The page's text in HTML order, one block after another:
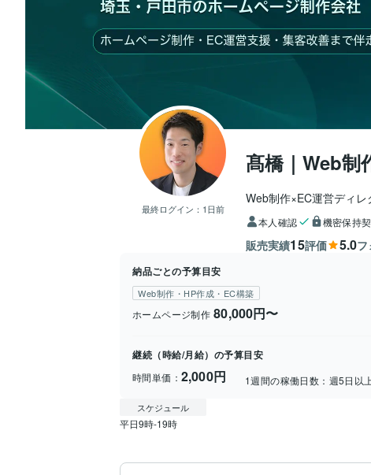
最終ログイン： 1日前
髙橋｜Web制
Web制作×EC運営ディレ
本人確認 機密保持
販売実績15評価 5.0
納品ごとの予算目安
Web制作・HP作成・EC構築
ホームページ制作 80,000円〜
継続（時給/月給）の予算目安
時間単価： 2,000円 1週間の稼働日数： 週5日以
スケジュール
平日9時-19時